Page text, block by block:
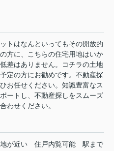
トはなんといってもその開放的
方に、こちらの住宅用地はいか
差はありません。コチラの土地
定の方にお勧めです。不動産探
お任せください。知識豊富なス
ートし、不動産探しをスムーズ
わせください。
が近い 住戸内覧可能
駅まで